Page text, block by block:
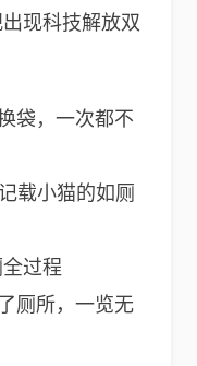
现科技解放双
袋，一次都不
载小猫的如厕
过程
厕所，一览无